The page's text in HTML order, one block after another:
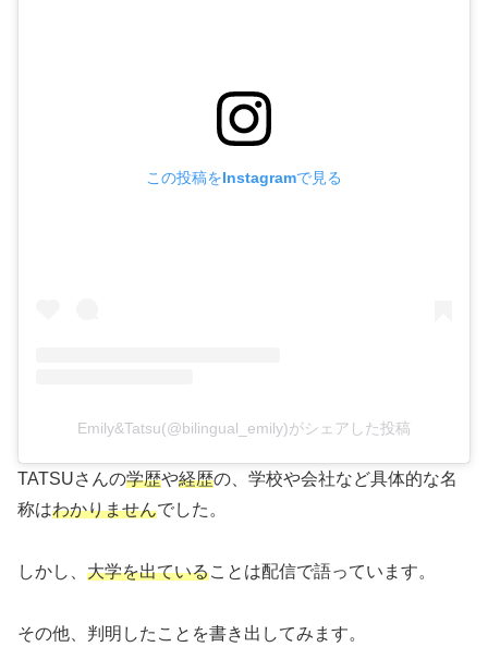
この投稿をInstagramで見る
Emily&Tatsu(@bilingual_emily)がシェアした投稿
TATSUさんの学歴や経歴の、学校や会社など具体的な名
称はわかりませんでした。
しかし、 大学を出ていることは配信で語っています。
その他、判明したことを書き出してみます。